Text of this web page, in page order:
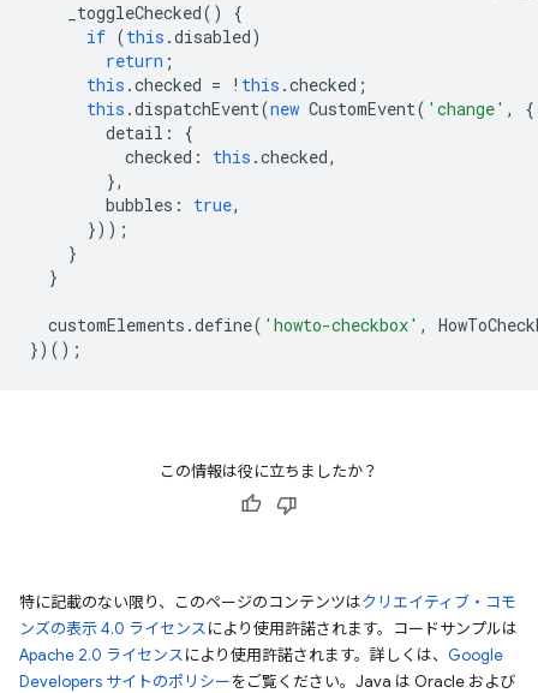
_toggleChecked()
{
if (this .disabled)
return ;
this .checked = ! this .checked ;
this .dispatchEvent(new CustomEvent( 'change' ,
{
detail :
{
checked : this .checked,
},
bubbles : true,
}));
}
}
customElements .define( 'howto-checkbox' ,
})();
この情報は役に立ちましたか？
特に記載のない限り、このページのコンテンツはクリエイティブ・コモ
ンズの表示 4.0 ライセンスにより使用許諾されます。コードサンプルは
Apache 2.0 ライセンスにより使用許諾されます。詳しくは、 Google
Developers サイトのポリシーをご覧ください。Java は Oracle および